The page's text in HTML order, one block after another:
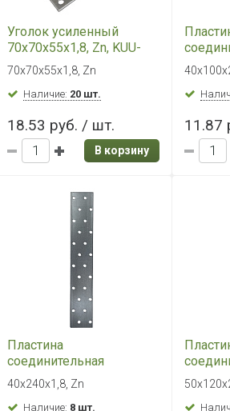
Уголок усиленный
70х70х55х1,8, Zn, KUU-
70х55
70х70х55х1,8, Zn
Наличие: 20 шт.
18.53 руб. / шт.
В корзину
11.87
Пластина
соединительная
40х240х1,8, Zn, PS
40х240х1,8, Zn
Наличие: 8 шт.